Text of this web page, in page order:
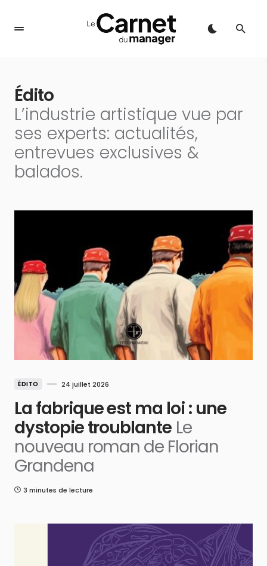
Édito
L’industrie artistique vue par
ses experts: actualités,
entrevues exclusives &
balados.
ÉDITO 24 juillet 2026
La fabrique est ma loi : une
dystopie troublante Le
nouveau roman de Florian
Grandena
3 minutes de lecture